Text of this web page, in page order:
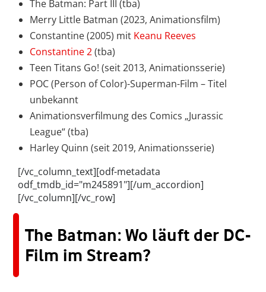
The Batman: Part III (tba)
Merry Little Batman (2023, Animationsfilm)
Constantine (2005) mit Keanu Reeves
Constantine 2(tba)
Teen Titans Go! (seit 2013, Animationsserie)
POC (Person of Color)-Superman-Film – Titel
unbekannt
Animationsverfilmung des Comics „Jurassic
League“ (tba)
Harley Quinn (seit 2019, Animationsserie)
[/vc_column_text][odf-metadata
odf_tmdb_id="m245891"][/um_accordion]
[/vc_column][/vc_row]
The Batman: Wo läuft der DC-
Film im Stream?